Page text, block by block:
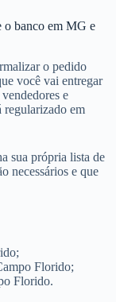
o banco em MG e
o pedido
você vai entregar
e
regularizado em
sua própria lista de
necessários e que
Florido;
Florido.